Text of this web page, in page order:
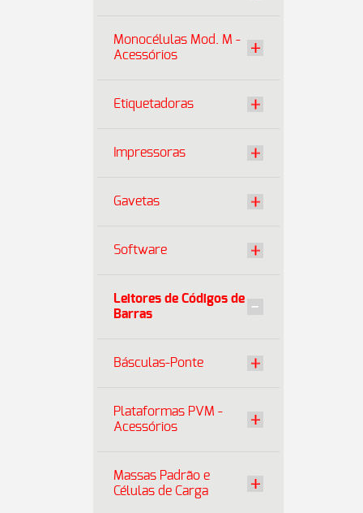
Monocélulas Mod. M -
Acessórios
Etiquetadoras
Impressoras
Gavetas
Software
Leitores de Códigos de
Barras
Básculas-Ponte
Plataformas PVM -
Acessórios
Massas Padrão e
Células de Carga